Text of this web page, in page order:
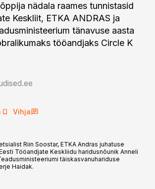
nädala raames tunnistasid
Keskliit, ETKA ANDRAS ja
tänavuse aasta
tööandjaks Circle K
Vihja
Riin Soostar, ETKA Andras juhatuse
Tööandjate Keskliidu haridusnõunik Anneli
täiskasvanuhariduse
Haidak.